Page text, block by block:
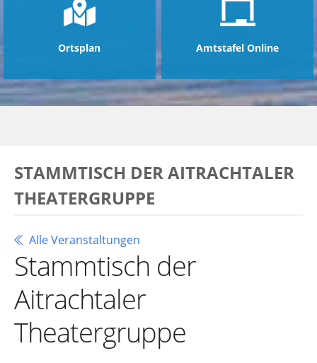
Ortsplan Amtstafel Online
STAMMTISCH DER AITRACHTALER
THEATERGRUPPE
Alle Veranstaltungen
Stammtisch der
Aitrachtaler
Theatergruppe